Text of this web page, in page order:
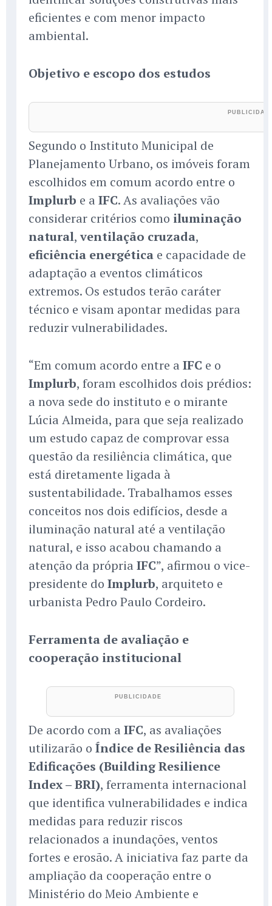
eficientes e com menor impacto
ambiental.
Objetivo e escopo dos estudos
Segundo o Instituto Municipal de
Planejamento Urbano, os imóveis foram
escolhidos em comum acordo entre o
Implurb e a IFC. As avaliações vão
considerar critérios como iluminação
natural,ventilação cruzada,
eficiência energética e capacidade de
adaptação a eventos climáticos
extremos. Os estudos terão caráter
técnico e visam apontar medidas para
reduzir vulnerabilidades.
“Em comum acordo entre a IFC e o
Implurb, foram escolhidos dois prédios:
a nova sede do instituto e o mirante
Lúcia Almeida, para que seja realizado
um estudo capaz de comprovar essa
questão da resiliência climática, que
está diretamente ligada à
sustentabilidade. Trabalhamos esses
conceitos nos dois edifícios, desde a
iluminação natural até a ventilação
natural, e isso acabou chamando a
atenção da própria IFC”, afirmou o vice-
presidente do Implurb, arquiteto e
urbanista Pedro Paulo Cordeiro.
Ferramenta de avaliação e
cooperação institucional
De acordo com a IFC, as avaliações
utilizarão o Índice de Resiliência das
Edificações (Building Resilience
Index – BRI), ferramenta internacional
que identifica vulnerabilidades e indica
medidas para reduzir riscos
relacionados a inundações, ventos
fortes e erosão. A iniciativa faz parte da
ampliação da cooperação entre o
Ministério do Meio Ambiente e